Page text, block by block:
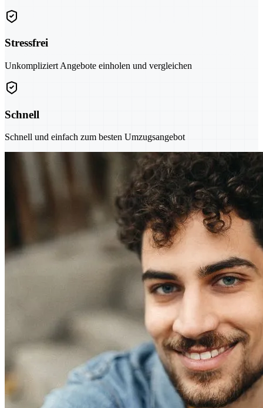
Stressfrei
Unkompliziert Angebote einholen und vergleichen
Schnell
Schnell und einfach zum besten Umzugsangebot